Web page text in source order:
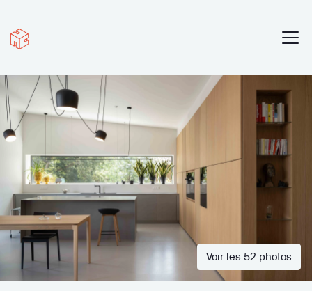
Voir les 52 photos